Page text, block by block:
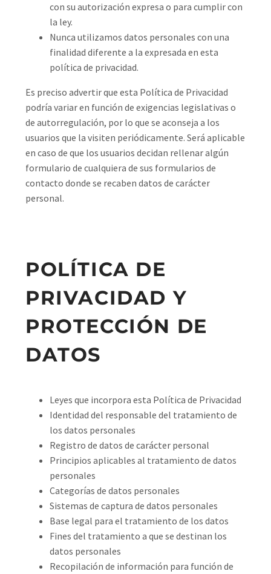
con su autorización expresa o para cumplir con
la ley.
Nunca utilizamos datos personales con una
finalidad diferente a la expresada en esta
política de privacidad.
Es preciso advertir que esta Política de Privacidad
podría variar en función de exigencias legislativas o
de autorregulación, por lo que se aconseja a los
usuarios que la visiten periódicamente. Será aplicable
en caso de que los usuarios decidan rellenar algún
formulario de cualquiera de sus formularios de
contacto donde se recaben datos de carácter
personal.
POLÍTICA DE
PRIVACIDAD Y
PROTECCIÓN DE
DATOS
Leyes que incorpora esta Política de Privacidad
Identidad del responsable del tratamiento de
los datos personales
Registro de datos de carácter personal
Principios aplicables al tratamiento de datos
personales
Categorías de datos personales
Sistemas de captura de datos personales
Base legal para el tratamiento de los datos
Fines del tratamiento a que se destinan los
datos personales
Recopilación de información para función de